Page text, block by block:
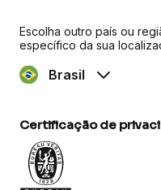
Escolha outro país ou
específico da sua
Brasil
Certificação de